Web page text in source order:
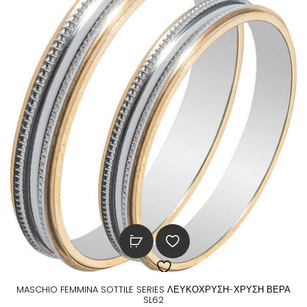
MASCHIO FEMMINA SOTTILE SERIES ΛΕΥΚΟΧΡΥΣΗ-ΧΡΥΣΗ ΒΕΡΑ
SL62